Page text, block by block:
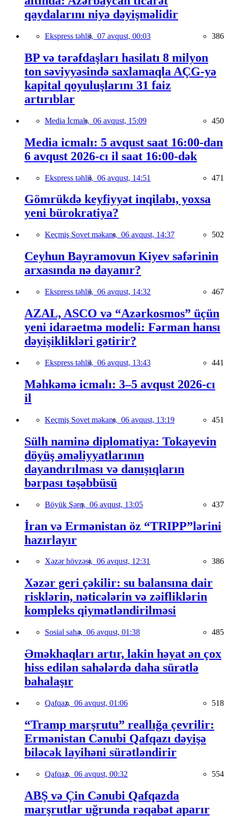
qaydalarını niyə dəyişməlidir
Ekspress təhlil, 07 avqust, 00:03 386
BP və tərəfdaşları hasilatı 8 milyon
ton səviyyəsində saxlamaqla AÇG-yə
kapital qoyuluşlarını 31 faiz
artırıblar
Media İcmalı, 06 avqust, 15:09 450
Media icmalı: 5 avqust saat 16:00-dan
6 avqust 2026-cı il saat 16:00-dək
Ekspress təhlil, 06 avqust, 14:51 471
Gömrükdə keyfiyyət inqilabı, yoxsa
yeni bürokratiya?
Keçmiş Sovet məkanı, 06 avqust, 14:37 502
Ceyhun Bayramovun Kiyev səfərinin
arxasında nə dayanır?
Ekspress təhlil, 06 avqust, 14:32 467
AZAL, ASCO və “Azərkosmos” üçün
yeni idarəetmə modeli: Fərman hansı
dəyişiklikləri gətirir?
Ekspress təhlil, 06 avqust, 13:43 441
Məhkəmə icmalı: 3–5 avqust 2026-cı
il
Keçmiş Sovet məkanı, 06 avqust, 13:19 451
Sülh naminə diplomatiya: Tokayevin
döyüş əməliyyatlarının
dayandırılması və danışıqların
bərpası təşəbbüsü
Böyük Şərq, 06 avqust, 13:05 437
İran və Ermənistan öz “TRIPP”lərini
hazırlayır
Xəzər hövzəsi, 06 avqust, 12:31 386
Xəzər geri çəkilir: su balansına dair
risklərin, nəticələrin və zəifliklərin
kompleks qiymətləndirilməsi
Sosial sahə, 06 avqust, 01:38 485
Əməkhaqları artır, lakin həyat ən çox
hiss edilən sahələrdə daha sürətlə
bahalaşır
Qafqaz, 06 avqust, 01:06 518
“Tramp marşrutu” reallığa çevrilir:
Ermənistan Cənubi Qafqazı dəyişə
biləcək layihəni sürətləndirir
Qafqaz, 06 avqust, 00:32 554
ABŞ və Çin Cənubi Qafqazda
marşrutlar uğrunda rəqabət aparır